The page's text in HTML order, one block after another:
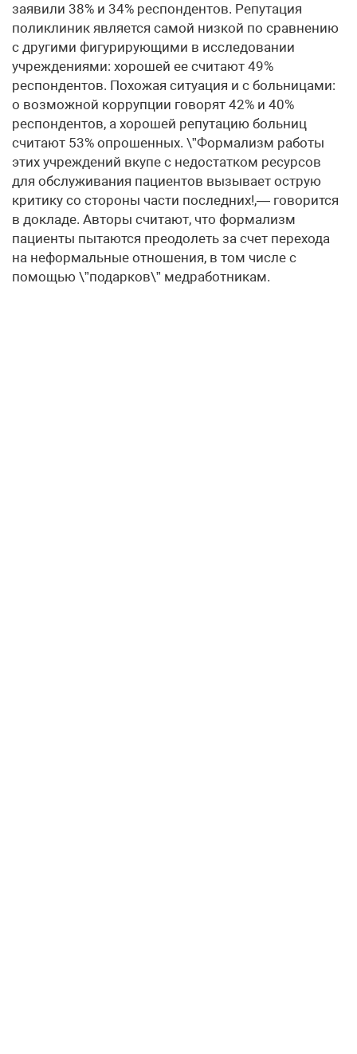
заявили 38% и 34% респондентов. Репутация
поликлиник является самой низкой по сравнению
с другими фигурирующими в исследовании
учреждениями: хорошей ее считают 49%
респондентов. Похожая ситуация и с больницами:
о возможной коррупции говорят 42% и 40%
респондентов, а хорошей репутацию больниц
считают 53% опрошенных. \”Формализм работы
этих учреждений вкупе с недостатком ресурсов
для обслуживания пациентов вызывает острую
критику со стороны части последних!,— говорится
в докладе. Авторы считают, что формализм
пациенты пытаются преодолеть за счет перехода
на неформальные отношения, в том числе с
помощью \”подарков\” медработникам.